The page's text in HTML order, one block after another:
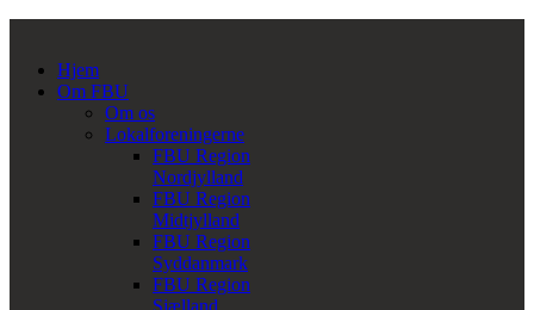
Hjem
Om FBU
Om os
Lokalforeningerne
FBU Region
Nordjylland
FBU Region
Midtjylland
FBU Region
Syddanmark
FBU Region
Sjælland